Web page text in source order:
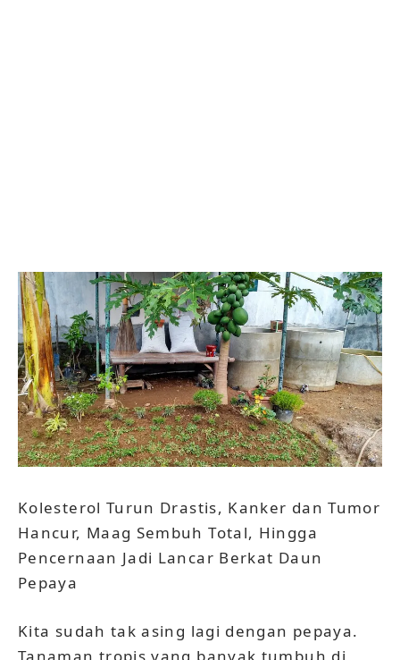
Kolesterol Turun Drastis, Kanker dan Tumor
Hancur, Maag Sembuh Total, Hingga
Pencernaan Jadi Lancar Berkat Daun
Pepaya
Kita sudah tak asing lagi dengan pepaya.
Tanaman tropis yang banyak tumbuh di